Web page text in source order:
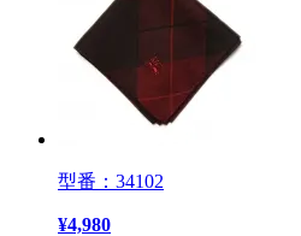
型番：34102
¥4,980